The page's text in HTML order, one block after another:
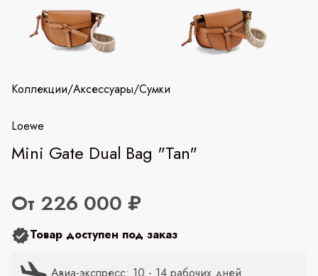
Коллекции/Аксессуары/Сумки
Loewe
Mini Gate Dual Bag "Tan"
От 226 000 ₽
Товар доступен под заказ